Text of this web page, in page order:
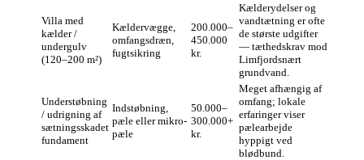
Villa med
kælder /
undergulv
(120–200 m²)
Kældervægge,
omfangsdræn,
fugt­sikring
200.000–
450.000
kr.
Kælderydelser og
vandtætning er ofte
de største udgifter
— tæthedskrav mod
Limfjords­nært
grundvand.
Understøbning
/ udrigning af
sætningsskadet
fundament
Indstøbning,
pæle eller mikro-
pæle
50.000–
300.000+
kr.
Meget afhængig af
omfang; lokale
erfaringer viser
pælearbejde
hyppigt ved
blødbund.